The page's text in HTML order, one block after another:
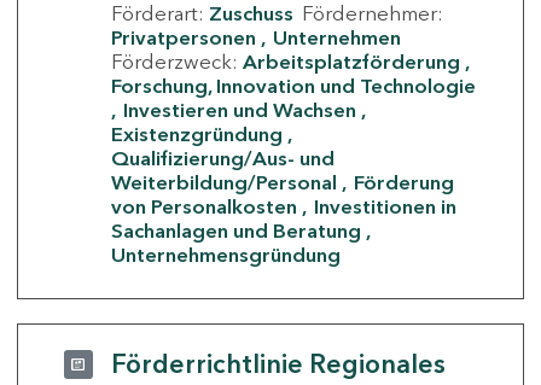
Förderart: Zuschuss Fördernehmer:
Privatpersonen
Unternehmen
Förderzweck: Arbeitsplatzförderung
Forschung, Innovation und Technologie
Investieren und Wachsen
Existenzgründung
Qualifizierung/Aus- und
Weiterbildung/Personal
Förderung
von Personalkosten
Investitionen in
Sachanlagen und Beratung
Unternehmensgründung
Förderrichtlinie Regionales